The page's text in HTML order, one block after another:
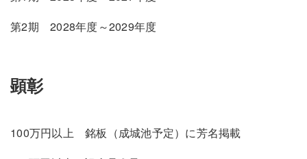
第2期 2028年度～2029年度
顕彰
100万円以上 銘板（成城池予定）に芳名掲載